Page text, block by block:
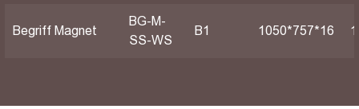
Begriff Magnet
BG-M-
SS-WS
B1 1050*757*16